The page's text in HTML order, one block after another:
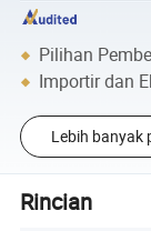
Pilihan
Importir dan
Lebih banyak
Rincian